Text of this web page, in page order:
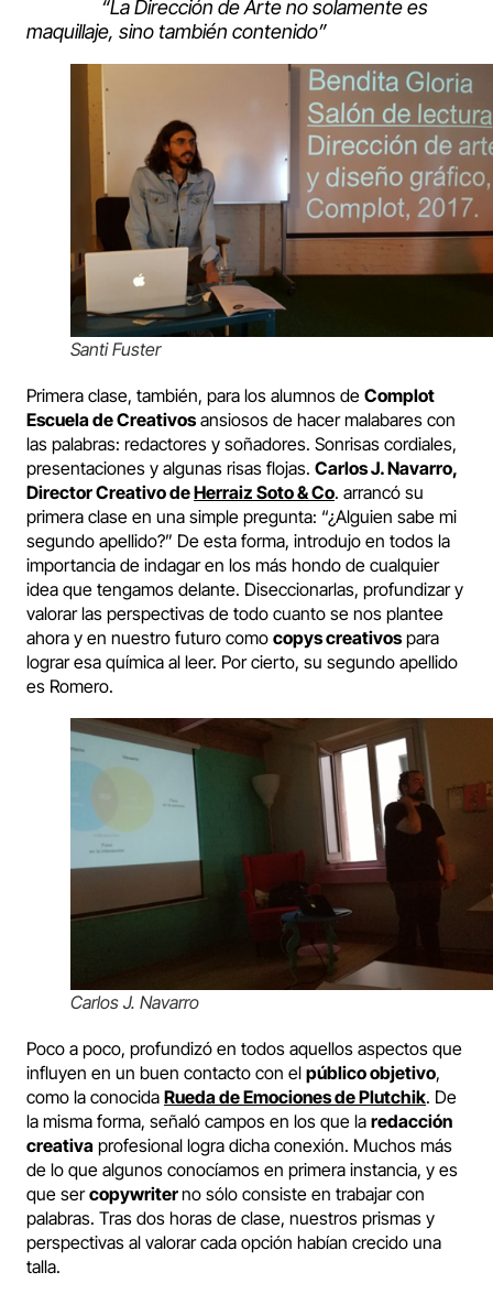
“La Dirección de Arte no solamente es
maquillaje, sino también contenido”
Santi Fuster
Primera clase, también, para los alumnos de Complot
Escuela de Creativosansiosos de hacer malabares con
las palabras: redactores y soñadores. Sonrisas cordiales,
presentaciones y algunas risas flojas. Carlos J. Navarro,
Director Creativo deHerraiz Soto & Co. arrancó su
primera clase en una simple pregunta: “¿Alguien sabe mi
segundo apellido?” De esta forma, introdujo en todos la
importancia de indagar en los más hondo de cualquier
idea que tengamos delante. Diseccionarlas, profundizar y
valorar las perspectivas de todo cuanto se nos plantee
ahora y en nuestro futuro como copys creativospara
lograr esa química al leer. Por cierto, su segundo apellido
es Romero.
Carlos J. Navarro
Poco a poco, profundizó en todos aquellos aspectos que
influyen en un buen contacto con el público objetivo,
como la conocida Rueda de Emociones de Plutchik. De
la misma forma, señaló campos en los que la redacción
creativa profesional logra dicha conexión. Muchos más
de lo que algunos conocíamos en primera instancia, y es
que sercopywriterno sólo consiste en trabajar con
palabras. Tras dos horas de clase, nuestros prismas y
perspectivas al valorar cada opción habían crecido una
talla.